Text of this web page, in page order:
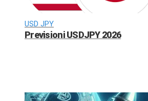
USD JPY
Previsioni USDJPY 2026